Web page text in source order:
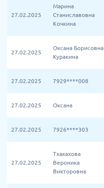
27.02.2025
Марина
Станиславовна
Кочкина
27.02.2025
Оксана Борисовна
Куракина
27.02.2025 7929****008
27.02.2025 Оксана
27.02.2025 7926****303
27.02.2025
Тхакахова
Вероника
Викторовна